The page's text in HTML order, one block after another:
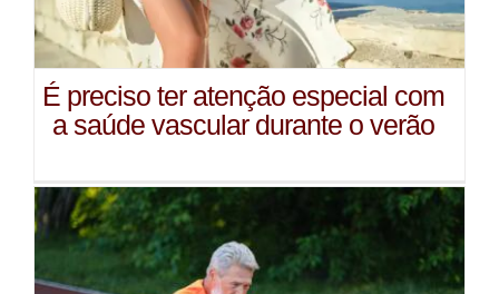
É preciso ter atenção especial com
a saúde vascular durante o verão